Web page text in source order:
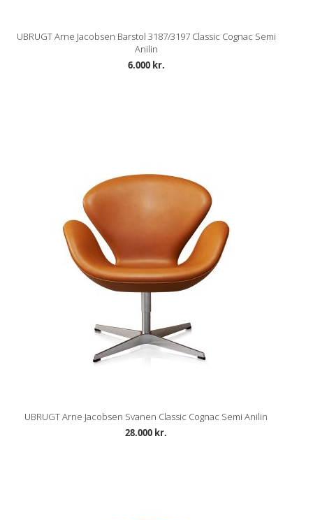
UBRUGT Arne Jacobsen Barstol 3187/3197 Classic Cognac Semi
Anilin
6.000 kr.
UBRUGT Arne Jacobsen Svanen Classic Cognac Semi Anilin
28.000 kr.